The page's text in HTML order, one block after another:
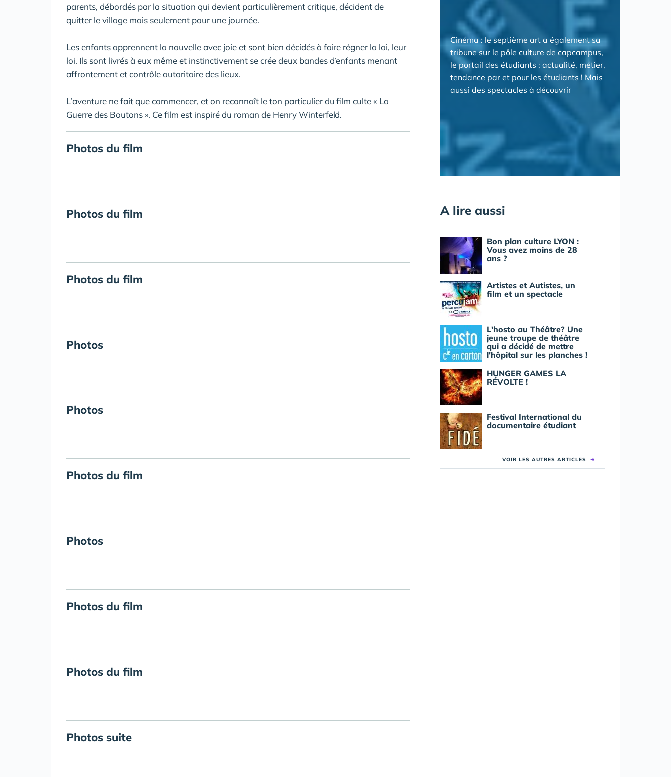
parents, débordés par la situation qui devient particulièrement critique, décident de
quitter le village mais seulement pour une journée.
Les enfants apprennent la nouvelle avec joie et sont bien décidés à faire régner la loi, leur
loi. Ils sont livrés à eux même et instinctivement se crée deux bandes d’enfants menant
affrontement et contrôle autoritaire des lieux.
L’aventure ne fait que commencer, et on reconnaît le ton particulier du film culte « La
Guerre des Boutons ». Ce film est inspiré du roman de Henry Winterfeld.
Photos du film
Photos du film
Photos du film
Photos
Photos
Photos du film
Photos
Photos du film
Photos du film
Photos suite
Cinéma : le septième art a également sa
tribune sur le pôle culture de capcampus,
le portail des étudiants : actualité, métier,
tendance par et pour les étudiants ! Mais
aussi des spectacles à découvrir
A lire aussi
Bon plan culture LYON :
Vous avez moins de 28
ans ?
Artistes et Autistes, un
film et un spectacle
L'hosto au Théâtre? Une
jeune troupe de théâtre
qui a décidé de mettre
l'hôpital sur les planches !
HUNGER GAMES LA
RÉVOLTE !
Festival International du
documentaire étudiant
VOIR LES AUTRES ARTICLES ➜